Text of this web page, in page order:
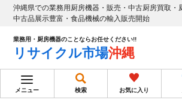
沖縄県での業務用厨房機器・販売・中古厨房買取・
中古品展示豊富・食品機械の輸入販売開始
業務用・厨房機器のことならお任せください!!
リサイクル市場沖縄
メニュー 検索 お気に入り